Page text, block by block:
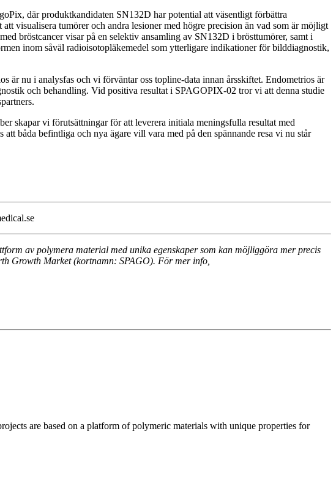
där produktkandidaten SN132D har potential att väsentligt förbättra
visualisera tumörer och andra lesioner med högre precision än vad som är möjligt
bröstcancer visar på en selektiv ansamling av SN132D i brösttumörer, samt i
inom såväl radioisotopläkemedel som ytterligare indikationer för bilddiagnostik,
nu i analysfas och vi förväntar oss topline-data innan årsskiftet. Endometrios är
och behandling. Vid positiva resultat i SPAGOPIX-02 tror vi att denna studie
skapar vi förutsättningar för att leverera initiala meningsfulla resultat med
båda befintliga och nya ägare vill vara med på den spännande resa vi nu står
av polymera material med unika egenskaper som kan möjliggöra mer precis
Growth Market (kortnamn: SPAGO). För mer info,
are based on a platform of polymeric materials with unique properties for